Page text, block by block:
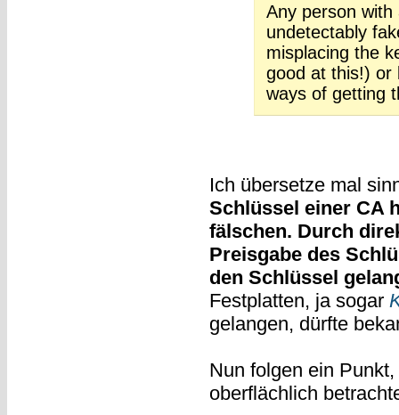
Any person
undetectably
misplacing the
good at this!) or
ways of getting
Ich übersetze mal
Schlüssel einer CA
fälschen. Durch
Preisgabe des
den Schlüssel
Festplatten, ja sogar
gelangen, dürfte
Nun folgen ein
oberflächlich